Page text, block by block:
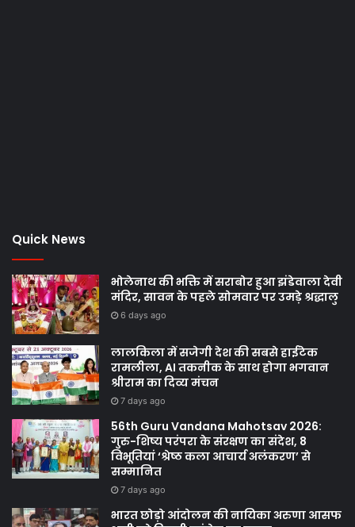
Quick News
भोलेनाथ की भक्ति में सराबोर हुआ झंडेवाला देवी
मंदिर, सावन के पहले सोमवार पर उमड़े श्रद्धालु
6 days ago
लालकिला में सजेगी देश की सबसे हाईटेक
रामलीला, AI तकनीक के साथ होगा भगवान
श्रीराम का दिव्य मंचन
7 days ago
56th Guru Vandana Mahotsav 2026:
गुरु-शिष्य परंपरा के संरक्षण का संदेश, 8
विभूतियां ‘श्रेष्ठ कला आचार्य अलंकरण’ से
सम्मानित
7 days ago
भारत छोड़ो आंदोलन की नायिका अरुणा आसफ